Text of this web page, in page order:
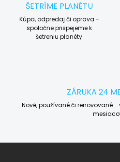
ŠETRÍME PLANÉTU
Kúpa, odpredaj či oprava -
spoločne prispejeme k
šetreniu planéty
ZÁRUKA 24
Nové, používané či renovované -